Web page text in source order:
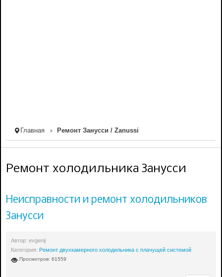
Главная Ремонт Занусси / Zanussi
Ремонт холодильника Занусси
Неисправности и ремонт холодильников
Занусси
Автор: evgenij
Категория: Ремонт двухкамерного холодильника с плачущей системой
Просмотров: 61559